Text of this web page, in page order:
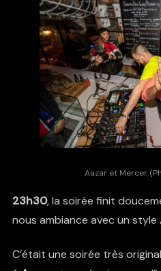
Aazar et Mercer
23h30, la soirée finit
nous ambiance avec un style
C’était une soirée très